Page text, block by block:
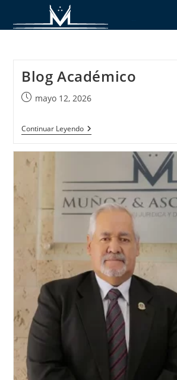
Blog Académico
mayo 12, 2026
Continuar Leyendo